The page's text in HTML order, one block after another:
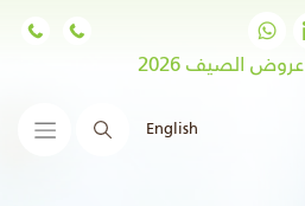
عروض الصيف 2026
English البحث